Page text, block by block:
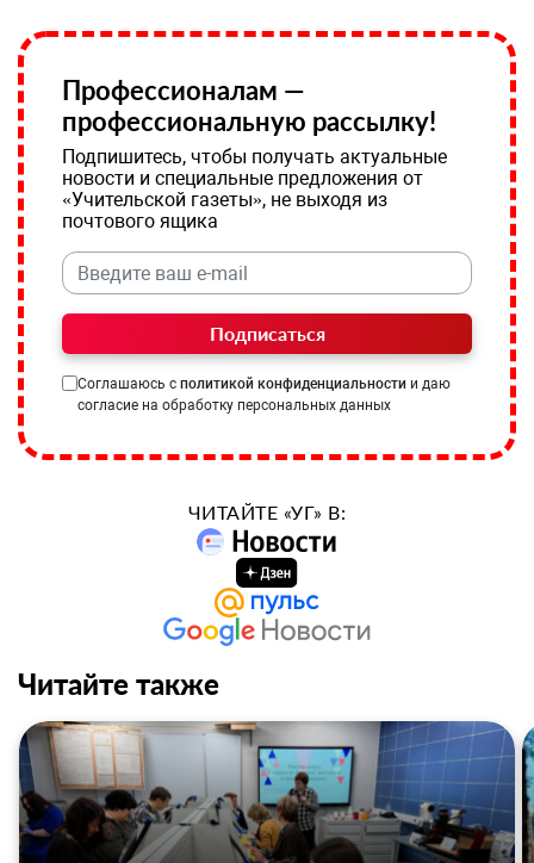
Профессионалам —
профессиональную рассылку!
Подпишитесь, чтобы получать актуальные
новости и специальные предложения от
«Учительской газеты», не выходя из
почтового ящика
Подписаться
Соглашаюсь с политикой конфиденциальности и даю
согласие на обработку персональных данных
ЧИТАЙТЕ «УГ» В:
Читайте также